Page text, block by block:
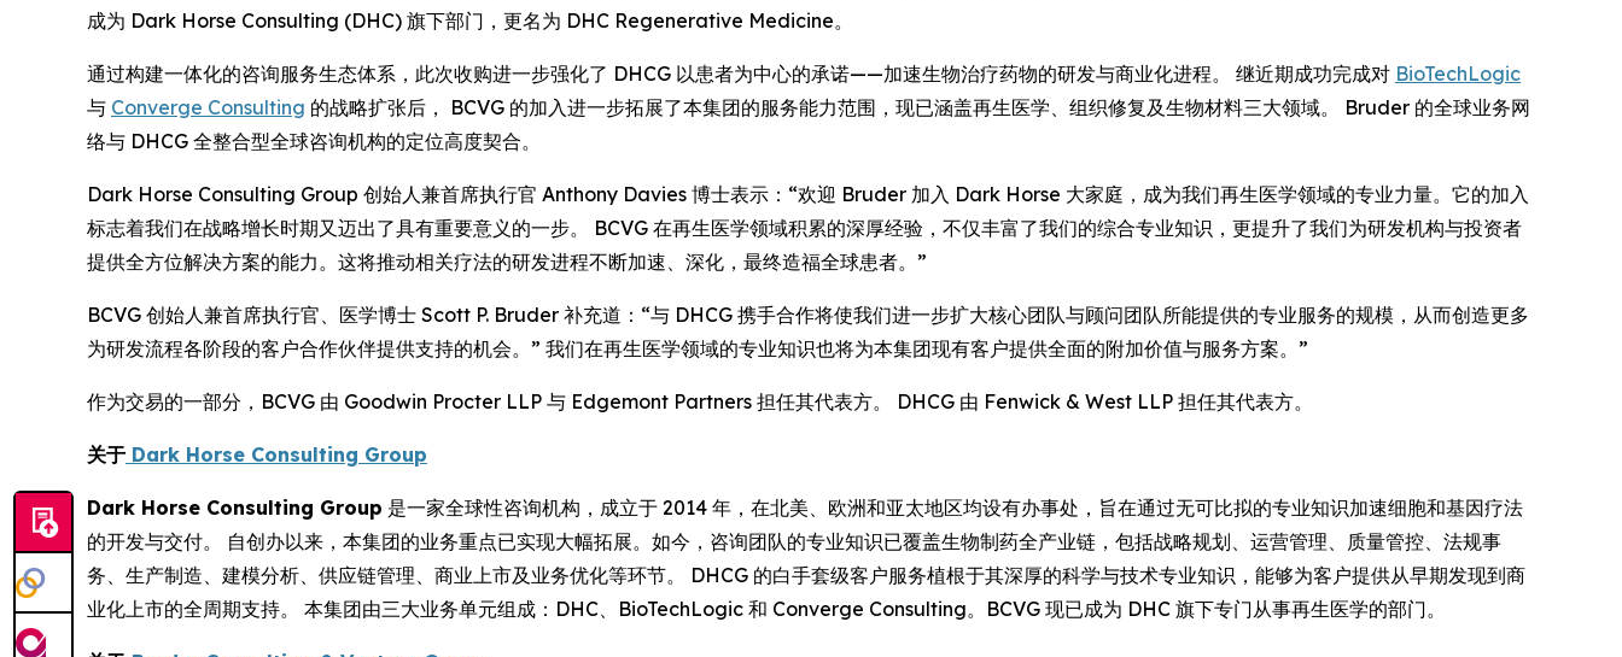
成为 Dark Horse Consulting (DHC) 旗下部门，更名为 DHC Regenerative Medicine。
通过构建一体化的咨询服务生态体系，此次收购进一步强化了 DHCG 以患者为中心的承诺——加速生物治疗药物的研发与商业化进程。 继近期成功完成对 BioTechLogic
与 Converge Consulting 的战略扩张后， BCVG 的加入进一步拓展了本集团的服务能力范围，现已涵盖再生医学、组织修复及生物材料三大领域。 Bruder 的全球业务网
络与 DHCG 全整合型全球咨询机构的定位高度契合。
Dark Horse Consulting Group 创始人兼首席执行官 Anthony Davies 博士表示：“欢迎 Bruder 加入 Dark Horse 大家庭，成为我们再生医学领域的专业力量。它的加入
标志着我们在战略增长时期又迈出了具有重要意义的一步。 BCVG 在再生医学领域积累的深厚经验，不仅丰富了我们的综合专业知识，更提升了我们为研发机构与投资者
提供全方位解决方案的能力。这将推动相关疗法的研发进程不断加速、深化，最终造福全球患者。”
BCVG 创始人兼首席执行官、医学博士 Scott P. Bruder 补充道：“与 DHCG 携手合作将使我们进一步扩大核心团队与顾问团队所能提供的专业服务的规模，从而创造更多
为研发流程各阶段的客户合作伙伴提供支持的机会。” 我们在再生医学领域的专业知识也将为本集团现有客户提供全面的附加价值与服务方案。”
作为交易的一部分，BCVG 由 Goodwin Procter LLP 与 Edgemont Partners 担任其代表方。 DHCG 由 Fenwick & West LLP 担任其代表方。
关于 Dark Horse Consulting Group
Dark Horse Consulting Group 是一家全球性咨询机构，成立于 2014 年，在北美、欧洲和亚太地区均设有办事处，旨在通过无可比拟的专业知识加速细胞和基因疗法
的开发与交付。 自创办以来，本集团的业务重点已实现大幅拓展。如今，咨询团队的专业知识已覆盖生物制药全产业链，包括战略规划、运营管理、质量管控、法规事
务、生产制造、建模分析、供应链管理、商业上市及业务优化等环节。 DHCG 的白手套级客户服务植根于其深厚的科学与技术专业知识，能够为客户提供从早期发现到商
业化上市的全周期支持。 本集团由三大业务单元组成：DHC、BioTechLogic 和 Converge Consulting。BCVG 现已成为 DHC 旗下专门从事再生医学的部门。